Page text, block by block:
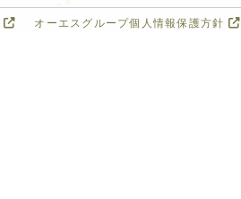
オーエスグループ個人情報保護方針